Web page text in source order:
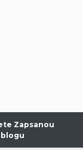
Zapsanou
blogu